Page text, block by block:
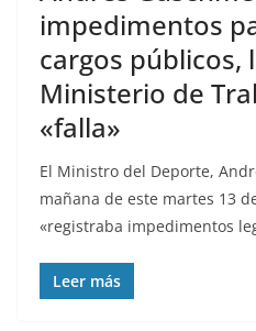
impedimentos
cargos públicos,
Ministerio de
«falla»
El Ministro del Deporte,
mañana de este martes 13
«registraba impedimentos
Leer más